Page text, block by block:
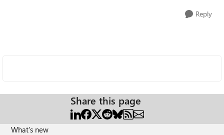
Reply
Share this page
What's new